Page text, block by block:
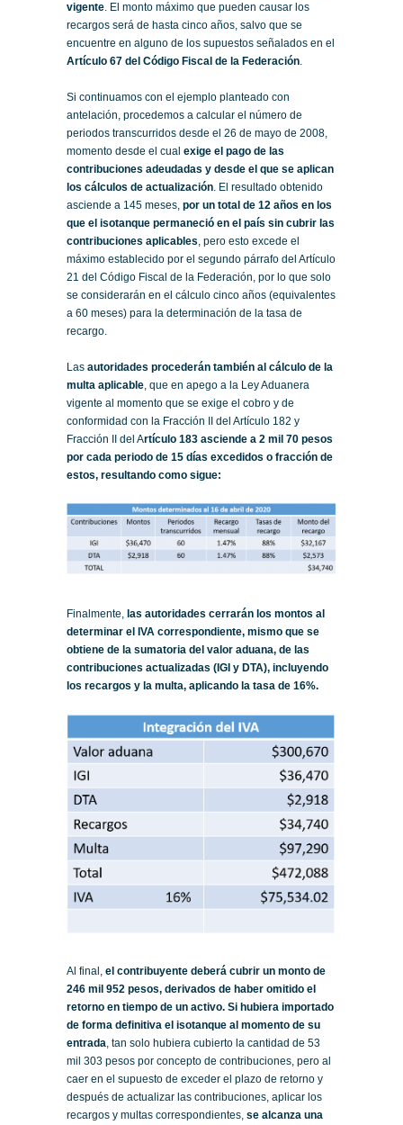
vigente. El monto máximo que pueden causar los
recargos será de hasta cinco años, salvo que se
encuentre en alguno de los supuestos señalados en el
Artículo 67 del Código Fiscal de la Federación.
Si continuamos con el ejemplo planteado con
antelación, procedemos a calcular el número de
periodos transcurridos desde el 26 de mayo de 2008,
momento desde el cual exige el pago de las
contribuciones adeudadas y desde el que se aplican
los cálculos de actualización. El resultado obtenido
asciende a 145 meses, por un total de 12 años en los
que el isotanque permaneció en el país sin cubrir las
contribuciones aplicables, pero esto excede el
máximo establecido por el segundo párrafo del Artículo
21 del Código Fiscal de la Federación, por lo que solo
se considerarán en el cálculo cinco años (equivalentes
a 60 meses) para la determinación de la tasa de
recargo.
Las autoridades procederán también al cálculo de la
multa aplicable, que en apego a la Ley Aduanera
vigente al momento que se exige el cobro y de
conformidad con la Fracción II del Artículo 182 y
Fracción II del Artículo 183 asciende a 2 mil 70 pesos
por cada periodo de 15 días excedidos o fracción de
estos, resultando como sigue:
Finalmente, las autoridades cerrarán los montos al
determinar el IVA correspondiente, mismo que se
obtiene de la sumatoria del valor aduana, de las
contribuciones actualizadas (IGI y DTA), incluyendo
los recargos y la multa, aplicando la tasa de 16%.
Al final, el contribuyente deberá cubrir un monto de
246 mil 952 pesos, derivados de haber omitido el
retorno en tiempo de un activo. Si hubiera importado
de forma definitiva el isotanque al momento de su
entrada , tan solo hubiera cubierto la cantidad de 53
mil 303 pesos por concepto de contribuciones, pero al
caer en el supuesto de exceder el plazo de retorno y
después de actualizar las contribuciones, aplicar los
recargos y multas correspondientes, se alcanza una